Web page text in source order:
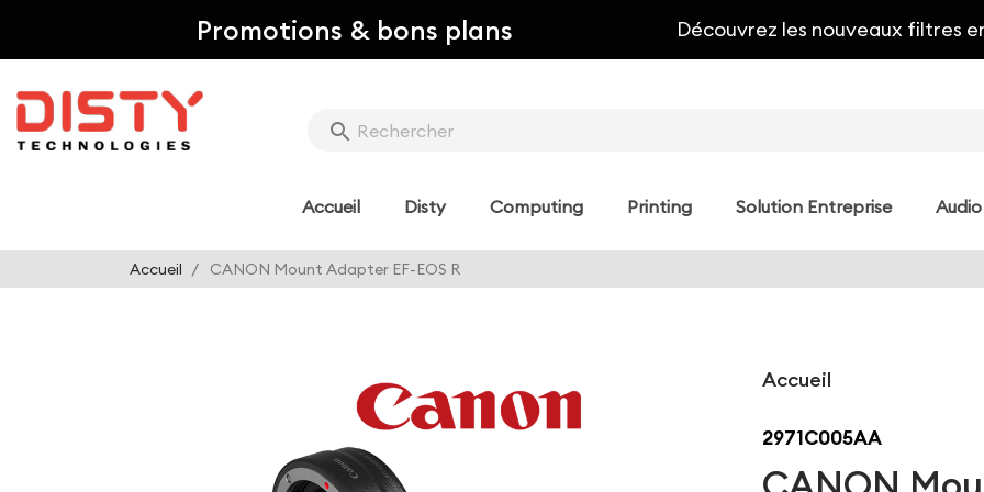
Promotions & bons plans Découvrez les nouveaux filtres
search
Accueil Disty Computing Printing Solution Entreprise
Accueil CANON Mount Adapter EF-EOS R
Accueil
2971C005AA